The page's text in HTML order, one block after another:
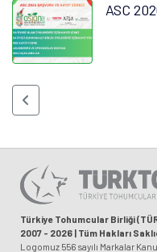
ASC
Türkiye Tohumcular Birliği
2007 - 2026 | Tüm Hakları
Logomuz 556 sayılı Markalar